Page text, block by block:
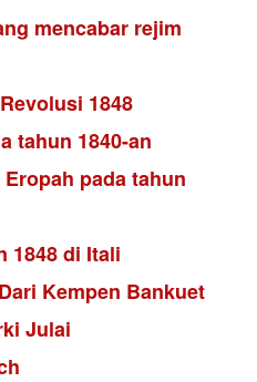
mencabar rejim
1848
tahun 1840-an
pada tahun
1848 di Itali
Kempen Bankuet
Julai